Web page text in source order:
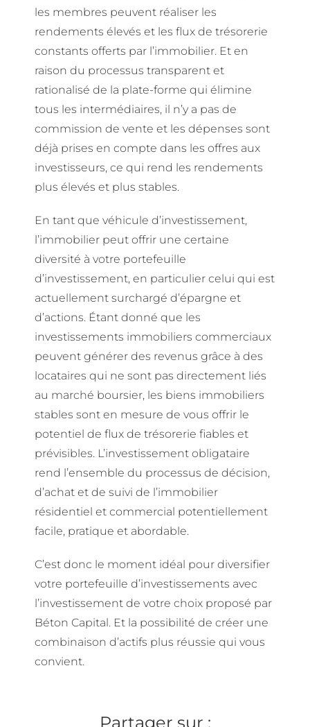
les membres peuvent réaliser les
rendements élevés et les flux de trésorerie
constants offerts par l’immobilier. Et en
raison du processus transparent et
rationalisé de la plate-forme qui élimine
tous les intermédiaires, il n’y a pas de
commission de vente et les dépenses sont
déjà prises en compte dans les offres aux
investisseurs, ce qui rend les rendements
plus élevés et plus stables.
En tant que véhicule d’investissement,
l’immobilier peut offrir une certaine
diversité à votre portefeuille
d’investissement, en particulier celui qui est
actuellement surchargé d’épargne et
d’actions. Étant donné que les
investissements immobiliers commerciaux
peuvent générer des revenus grâce à des
locataires qui ne sont pas directement liés
au marché boursier, les biens immobiliers
stables sont en mesure de vous offrir le
potentiel de flux de trésorerie fiables et
prévisibles. L’investissement obligataire
rend l’ensemble du processus de décision,
d’achat et de suivi de l’immobilier
résidentiel et commercial potentiellement
facile, pratique et abordable.
C’est donc le moment idéal pour diversifier
votre portefeuille d’investissements avec
l’investissement de votre choix proposé par
Béton Capital. Et la possibilité de créer une
combinaison d’actifs plus réussie qui vous
convient.
Partager sur :